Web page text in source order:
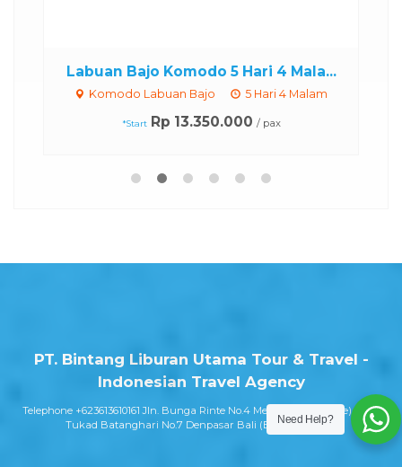
Labuan Bajo Komodo 5 Hari 4 Mala...
Komodo Labuan Bajo 5 Hari 4 Malam
*Start Rp 13.350.000 / pax
PT. Bintang Liburan Utama Tour & Travel -
Indonesian Travel Agency
Telephone +623613610161 Jln. Bunga Rinte No.4 Medan (Head office) -- Jln.
Tukad Batanghari No.7 Denpasar Bali (Branch Office)
Need Help?